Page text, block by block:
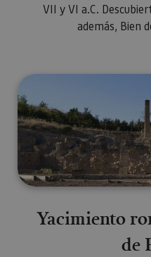
VII y VI a.C.
además, Bien
Yacimiento
de